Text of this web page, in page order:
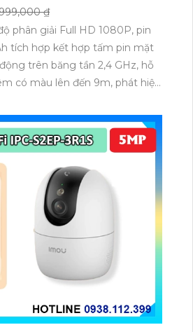
₫
phân giải Full HD 1080P, pin
tích hợp kết hợp tấm pin mặt
trên băng tần 2,4 GHz, hỗ
có màu lên đến 9m, phát hiện
lên đến 512GB.